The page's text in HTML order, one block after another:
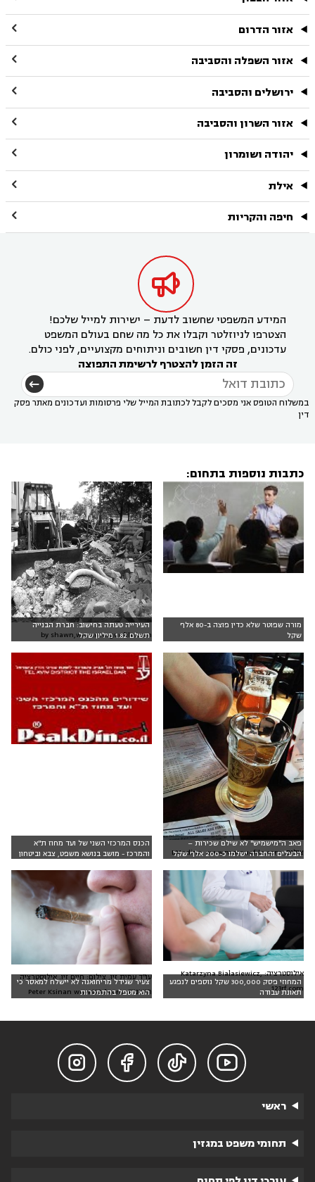
אזור הדרום 
אזור השפלה והסביבה 
ירושלים והסביבה 
אזור השרון והסביבה 
יהודה ושומרון 
אילת 
חיפה והקריות 

המידע המשפטי שחשוב לדעת – ישירות למייל שלכם!
הצטרפו לניוזלטר וקבלו את כל מה שחם בעולם המשפט
עדכונים, פסקי דין חשובים וניתוחים מקצועיים, לפני כולם.
זה הזמן להצטרף לרשימת התפוצה
במשלוח הטופס אני מסכים לקבל לכתובת המייל שלי פרסומות ועדכונים מאתר פסק
דין
כתבות נוספות בתחום:
מורה שפוטר שלא כדין פוצה ב-80 אלף
שקל
העירייה טעתה בחישוב: חברת הבנייה
תשלם 1.82 מיליון שקל
by shawn,www.morguefile.com
פאב ה"מישמיש" לא שילם שכירות –
הבעלים והחברה ישלמו כ-200 אלף שקל
צילום: DMedina, www.morguefile.com
הכנס המרכזי השני של ועד מחוז ת"א
והמרכז - מושב בנושא משפט, צבא וביטחון
המחוזי פסק 300,000 שקל נוספים לנפגע
תאונת עבודה
אילוסטרציה: Katarzyna Białasiewicz,
123rf.com
צעיר שגידל מריחואנה לא יישלח למאסר כי
הוא מטפל בהתמכרות
עו"ד עמית זיו, צילום: חיים זיו. אילוסטרציה
חיצונית: Peter Ksinan www.123rf.com




ראשי
תחומי משפט במגזין